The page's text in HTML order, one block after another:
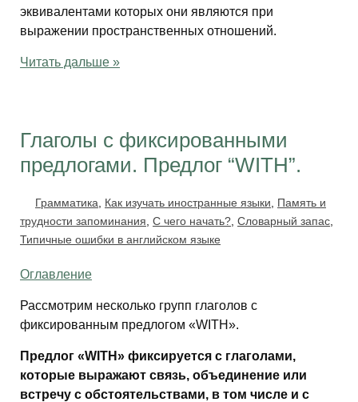
эквивалентами которых они являются при
выражении пространственных отношений.
Читать дальше »
Глаголы с фиксированными
предлогами. Предлог “WITH”.
Грамматика Как изучать иностранные языки
Память и
трудности запоминания С чего начать? Словарный запас
Типичные ошибки в английском языке
Оглавление
Рассмотрим несколько групп глаголов с
фиксированным предлогом «WITH».
Предлог «WITH» фиксируется с глаголами,
которые выражают связь, объединение или
встречу с обстоятельствами, в том числе и с